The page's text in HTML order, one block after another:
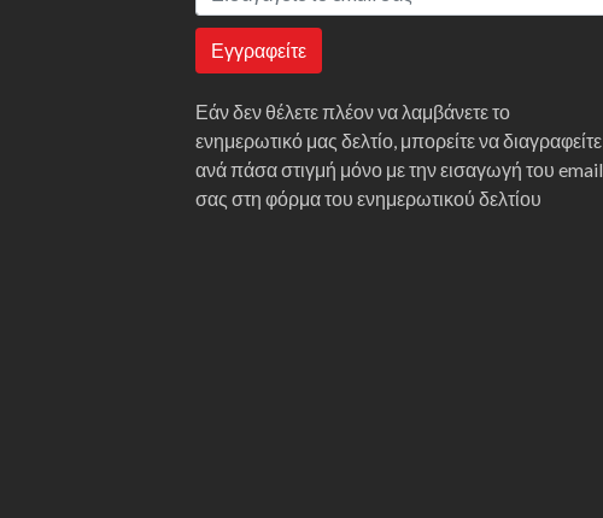
Εγγραφείτε
Εάν δεν θέλετε πλέον να λαμβάνετε το
ενημερωτικό μας δελτίο, μπορείτε να διαγραφείτε
ανά πάσα στιγμή μόνο με την εισαγωγή του email
σας στη φόρμα του ενημερωτικού δελτίου